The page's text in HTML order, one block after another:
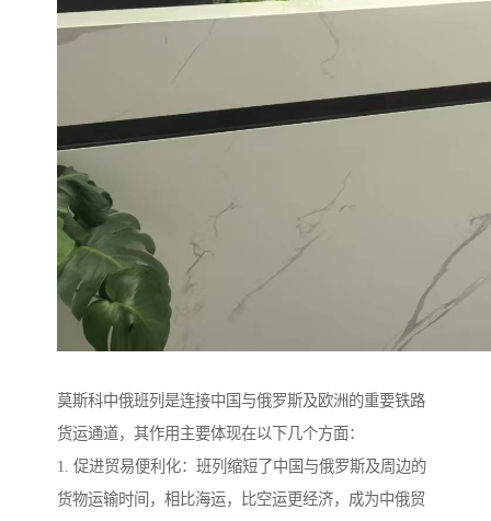
莫斯科中俄班列是连接中国与俄罗斯及欧洲的重要铁路
货运通道，其作用主要体现在以下几个方面：
1. 促进贸易便利化：班列缩短了中国与俄罗斯及周边的
货物运输时间，相比海运，比空运更经济，成为中俄贸